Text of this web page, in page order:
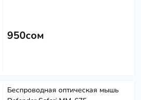
950сом
Беспроводная оптическая мышь